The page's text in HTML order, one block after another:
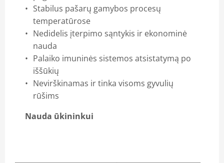
Stabilus pašarų gamybos procesų
temperatūrose
Nedidelis įterpimo sąntykis ir ekonominė
nauda
Palaiko imuninės sistemos atsistatymą po
iššūkių
Nevirškinamas ir tinka visoms gyvulių
rūšims
Nauda ūkininkui